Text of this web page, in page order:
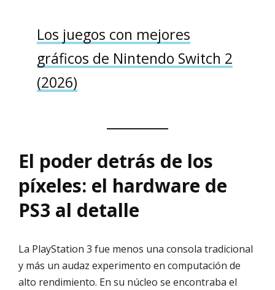
Los juegos con mejores
gráficos de Nintendo Switch 2
(2026)
El poder detrás de los
píxeles: el hardware de
PS3 al detalle
La PlayStation 3 fue menos una consola tradicional
y más un audaz experimento en computación de
alto rendimiento. En su núcleo se encontraba el